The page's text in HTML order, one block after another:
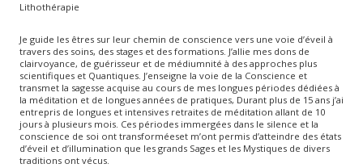
Lithothérapie
Je guide les êtres sur leur chemin de conscience vers une voie d’éveil à
travers des soins, des stages et des formations. J’allie mes dons de
clairvoyance, de guérisseur et de médiumnité à des approches plus
scientifiques et Quantiques. J’enseigne la voie de la Conscience et
transmet la sagesse acquise au cours de mes longues périodes dédiées à
la méditation et de longues années de pratiques, Durant plus de 15 ans j’ai
entrepris de longues et intensives retraites de méditation allant de 10
jours à plusieurs mois. Ces périodes immergées dans le silence et la
conscience de soi ont transforméeset m’ont permis d’atteindre des états
d’éveil et d’illumination que les grands Sages et les Mystiques de divers
traditions ont vécus.